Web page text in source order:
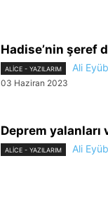
Hadise’nin şeref
ALİCE - YAZILARIM Ali
03 Haziran 2023
Deprem yalanları
ALİCE - YAZILARIM Ali